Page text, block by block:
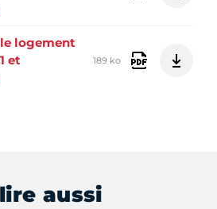
logement
et
189 ko
aussi